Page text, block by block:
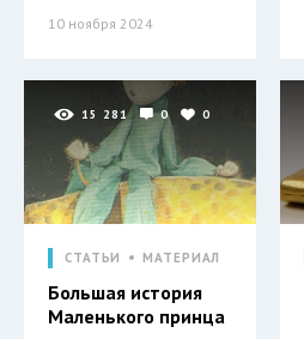
10 ноября 2024
15 281 0 0
СТАТЬИ МАТЕРИАЛ
Большая история
Маленького принца